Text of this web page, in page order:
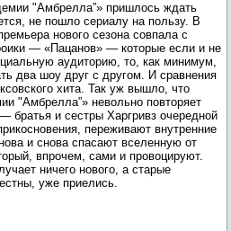
"Амбрелла”» пришлось ждать
не пошло сериалу на пользу. В
нового сезона совпала с
— «Пацанов» — которые если и не
аудиторию, то, как минимум,
два шоу друг с другом. И сравнения
хита. Так уж вышло, что
"Амбрелла”» невольно повторяет
братья и сестры Харгривз очередной
переживают внутренние
и снова спасают вселенную от
впрочем, сами и провоцируют.
ничего нового, а старые
уже приелись.